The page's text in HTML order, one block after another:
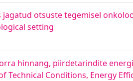
otsuste tegemisel
setting
hinnang, piirdetarindite
Technical Conditions, Energy